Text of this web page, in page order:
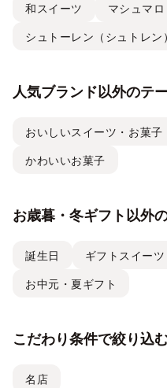
和スイーツ マシュマ
シュトーレン（シュトレン）
人気ブランド以外のテ
おいしいスイーツ・お菓子
かわいいお菓子
お歳暮・冬ギフト以外
誕生日 ギフトスイー
お中元・夏ギフト
こだわり条件で絞り込
名店